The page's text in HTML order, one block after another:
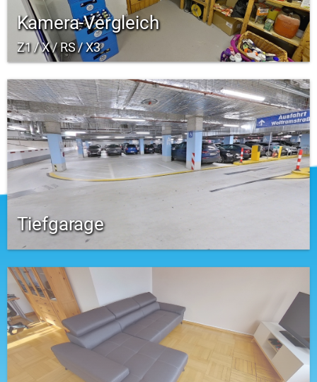
Kamera-Vergleich
Z1 / X / RS / X3
Tiefgarage